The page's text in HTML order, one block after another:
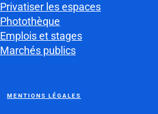
Privatiser les espaces
Photothèque
Emplois et stages
Marchés publics
MENTIONS LÉGALES